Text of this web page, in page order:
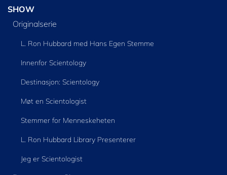
SHOW
Originalserie
L. Ron Hubbard med Hans Egen Stemme
Innenfor Scientology
Destinasjon: Scientology
Møt en Scientologist
Stemmer for Menneskeheten
L. Ron Hubbard Library Presenterer
Jeg er Scientologist